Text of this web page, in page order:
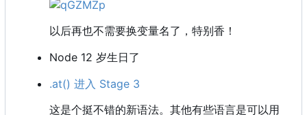
以后再也不需要换变量名了，特别香！
Node 12 岁生日了
.at() 进入 Stage 3
这是个挺不错的新语法。其他有些语言是可以用